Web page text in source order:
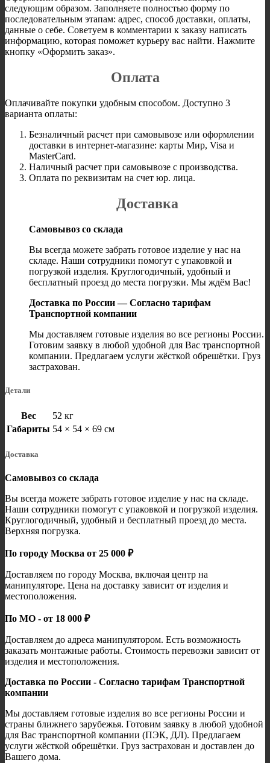
следующим образом. Заполняете полностью форму по
последовательным этапам: адрес, способ доставки, оплаты,
данные о себе. Советуем в комментарии к заказу написать
информацию, которая поможет курьеру вас найти. Нажмите
кнопку «Оформить заказ».
Оплата
Оплачивайте покупки удобным способом. Доступно 3
варианта оплаты:
Безналичный расчет при самовывозе или оформлении
доставки в интернет-магазине: карты Мир, Visa и
MasterCard.
Наличный расчет при самовывозе с производства.
Оплата по реквизитам на счет юр. лица.
Доставка
Самовывоз со склада
Вы всегда можете забрать готовое изделие у нас на
складе. Наши сотрудники помогут с упаковкой и
погрузкой изделия. Круглогодичный, удобный и
бесплатный проезд до места погрузки. Мы ждём Вас!
Доставка по России — Согласно тарифам
Транспортной компании
Мы доставляем готовые изделия во все регионы России.
Готовим заявку в любой удобной для Вас транспортной
компании. Предлагаем услуги жёсткой обрешётки. Груз
застрахован.
Детали
Вес
52 кг
Габариты 54 × 54 × 69 см
Доставка
Самовывоз со склада
Вы всегда можете забрать готовое изделие у нас на складе.
Наши сотрудники помогут с упаковкой и погрузкой изделия.
Круглогодичный, удобный и бесплатный проезд до места.
Верхняя погрузка.
По городу Москва от 25 000 ₽
Доставляем по городу Москва, включая центр на
манипуляторе. Цена на доставку зависит от изделия и
местоположения.
По МО - от 18 000 ₽
Доставляем до адреса манипулятором. Есть возможность
заказать монтажные работы. Стоимость перевозки зависит от
изделия и местоположения.
Доставка по России - Согласно тарифам Транспортной
компании
Мы доставляем готовые изделия во все регионы России и
страны ближнего зарубежья. Готовим заявку в любой удобной
для Вас транспортной компании (ПЭК, ДЛ). Предлагаем
услуги жёсткой обрешётки. Груз застрахован и доставлен до
Вашего дома.